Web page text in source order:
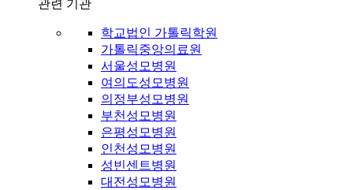
관련 기관
학교법인 가톨릭학원
가톨릭중앙의료원
서울성모병원
여의도성모병원
의정부성모병원
부천성모병원
은평성모병원
인천성모병원
성빈센트병원
대전성모병원